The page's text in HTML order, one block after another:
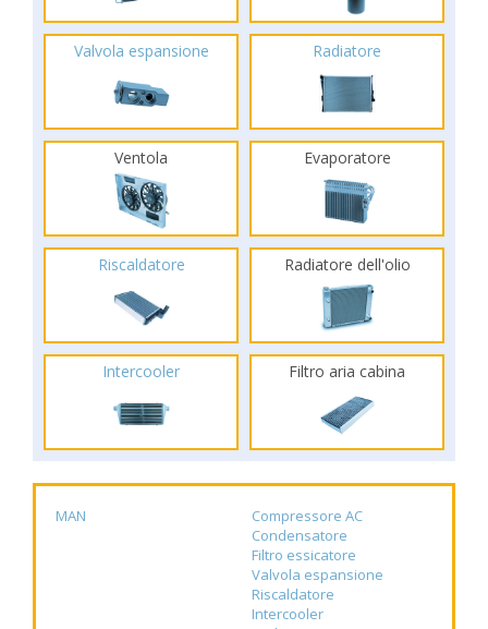
Valvola espansione Radiatore
Ventola Evaporatore
Riscaldatore Radiatore dell'olio
Intercooler Filtro aria cabina
MAN
Compressore AC
Condensatore
Filtro essicatore
Valvola espansione
Riscaldatore
Intercooler